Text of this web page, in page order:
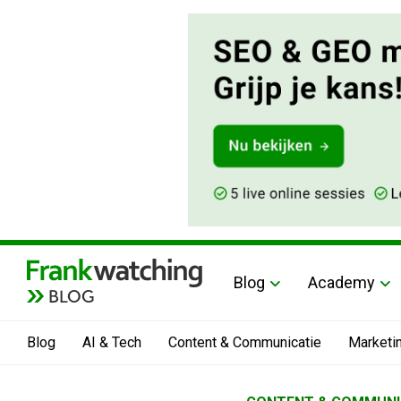
BLOG
Blog Academy
Blog AI & Tech Content & Communicatie